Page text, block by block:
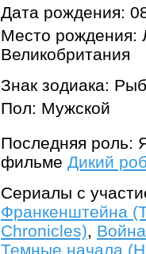
Дата рождения:
Место рождения:
Великобритания
Знак зодиака:
Пол: Мужской
Последняя роль:
фильме Дикий
Сериалы с
Франкенштейна
Chronicles),
Темные начала